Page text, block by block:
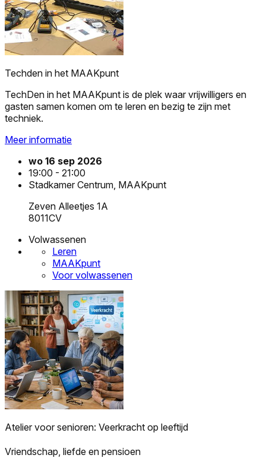
Techden in het MAAKpunt
TechDen in het MAAKpunt is de plek waar vrijwilligers en
gasten samen komen om te leren en bezig te zijn met
techniek.
Meer informatie
wo 16 sep 2026
19:00 - 21:00
Stadkamer Centrum, MAAKpunt
Zeven Alleetjes 1A
8011CV
Volwassenen
Leren
MAAKpunt
Voor volwassenen
Atelier voor senioren: Veerkracht op leeftijd
Vriendschap, liefde en pensioen